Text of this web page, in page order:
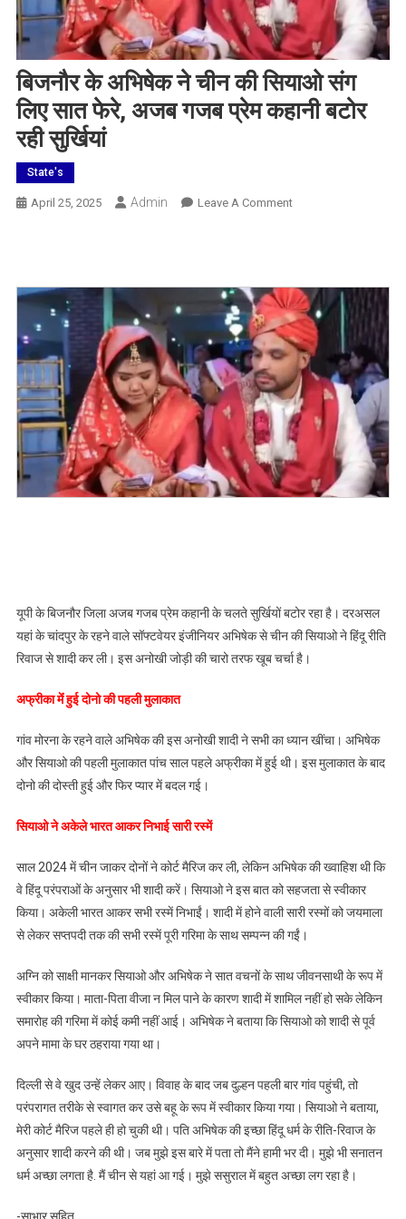
बिजनौर के अभिषेक ने चीन की सियाओ संग
लिए सात फेरे, अजब गजब प्रेम कहानी बटोर
रही सुर्खियां
State's
April 25, 2025 Admin Leave A CommentOn
ने
चीन
की
सियाओ
संग
लिए
सात
फेरे,
अजब
गजब
प्रेम
यूपी के बिजनौर जिला अजब गजब प्रेम कहानी के चलते सुर्खियों बटोर रहा है। दरअसल
यहां के चांदपुर के रहने वाले सॉफ्टवेयर इंजीनियर अभिषेक से चीन की सियाओ ने हिंदू रीति
रिवाज से शादी कर ली। इस अनोखी जोड़ी की चारो तरफ खूब चर्चा है।
अफ्रीका मेंं हुई दोनो की पहली मुलाकात
गांव मोरना के रहने वाले अभिषेक की इस अनोखी शादी ने सभी का ध्यान खींचा। अभिषेक
और सियाओ की पहली मुलाकात पांच साल पहले अफ्रीका में हुई थी। इस मुलाकात के बाद
दोनो की दोस्ती हुई और फिर प्यार में बदल गई।
सियाओ ने अकेले भारत आकर निभाई सारी रस्में
साल 2024 में चीन जाकर दोनों ने कोर्ट मैरिज कर ली, लेकिन अभिषेक की ख्वाहिश थी कि
वे हिंदू परंपराओं के अनुसार भी शादी करें। सियाओ ने इस बात को सहजता से स्वीकार
किया। अकेली भारत आकर सभी रस्में निभाईं। शादी में होने वाली सारी रस्मों को जयमाला
से लेकर सप्तपदी तक की सभी रस्में पूरी गरिमा के साथ सम्पन्न की गईं।
अग्नि को साक्षी मानकर सियाओ और अभिषेक ने सात वचनों के साथ जीवनसाथी के रूप में
स्वीकार किया। माता-पिता वीजा न मिल पाने के कारण शादी में शामिल नहीं हो सके लेकिन
समारोह की गरिमा में कोई कमी नहीं आई। अभिषेक ने बताया कि सियाओ को शादी से पूर्व
अपने मामा के घर ठहराया गया था।
दिल्ली से वे खुद उन्हें लेकर आए। विवाह के बाद जब दुल्हन पहली बार गांव पहुंची, तो
परंपरागत तरीके से स्वागत कर उसे बहू के रूप में स्वीकार किया गया। सियाओ ने बताया,
मेरी कोर्ट मैरिज पहले ही हो चुकी थी। पति अभिषेक की इच्छा हिंदू धर्म के रीति-रिवाज के
अनुसार शादी करने की थी। जब मुझे इस बारे में पता तो मैंने हामी भर दी। मुझे भी सनातन
धर्म अच्छा लगता है. मैं चीन से यहां आ गई। मुझे ससुराल में बहुत अच्छा लग रहा है।
-साभार सहित